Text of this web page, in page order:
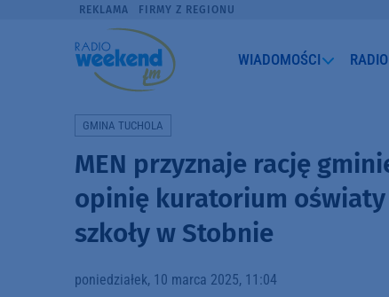
REKLAMA FIRMY Z REGIONU
WIADOMOŚCI RADIO
GMINA TUCHOLA
MEN przyznaje rację
opinię kuratorium
szkoły w Stobnie
poniedziałek, 10 marca 2025, 11:04